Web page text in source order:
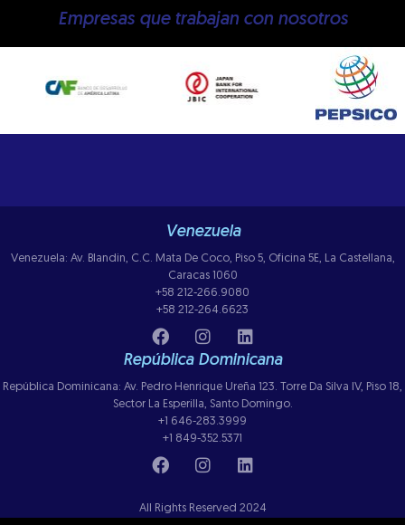
Empresas que trabajan con nosotros
Venezuela
Venezuela: Av. Blandin, C.C. Mata De Coco, Piso 5, Oficina 5E, La Castellana,
Caracas 1060
+58 212-266.9080
+58 212-264.6623
República Dominicana
República Dominicana: Av. Pedro Henrique Ureña 123. Torre Da Silva IV, Piso 18,
Sector La Esperilla, Santo Domingo.
+1 646-283.3999
+1 849-352.5371
All Rights Reserved 2024